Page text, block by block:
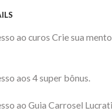
ao curos Crie sua
aos 4 super bônus.
ao Guia Carrosel